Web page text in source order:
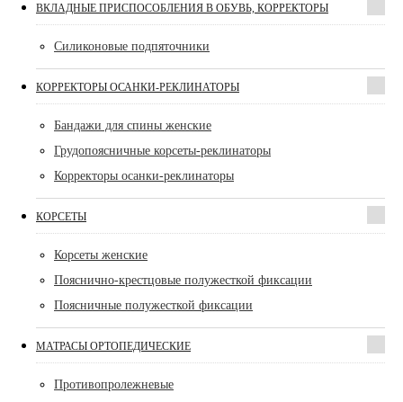
ВКЛАДНЫЕ ПРИСПОСОБЛЕНИЯ В ОБУВЬ, КОРРЕКТОРЫ
Силиконовые подпяточники
КОРРЕКТОРЫ ОСАНКИ-РЕКЛИНАТОРЫ
Бандажи для спины женские
Грудопоясничные корсеты-реклинаторы
Корректоры осанки-реклинаторы
КОРСЕТЫ
Корсеты женские
Пояснично-крестцовые полужесткой фиксации
Поясничные полужесткой фиксации
МАТРАСЫ ОРТОПЕДИЧЕСКИЕ
Противопролежневые